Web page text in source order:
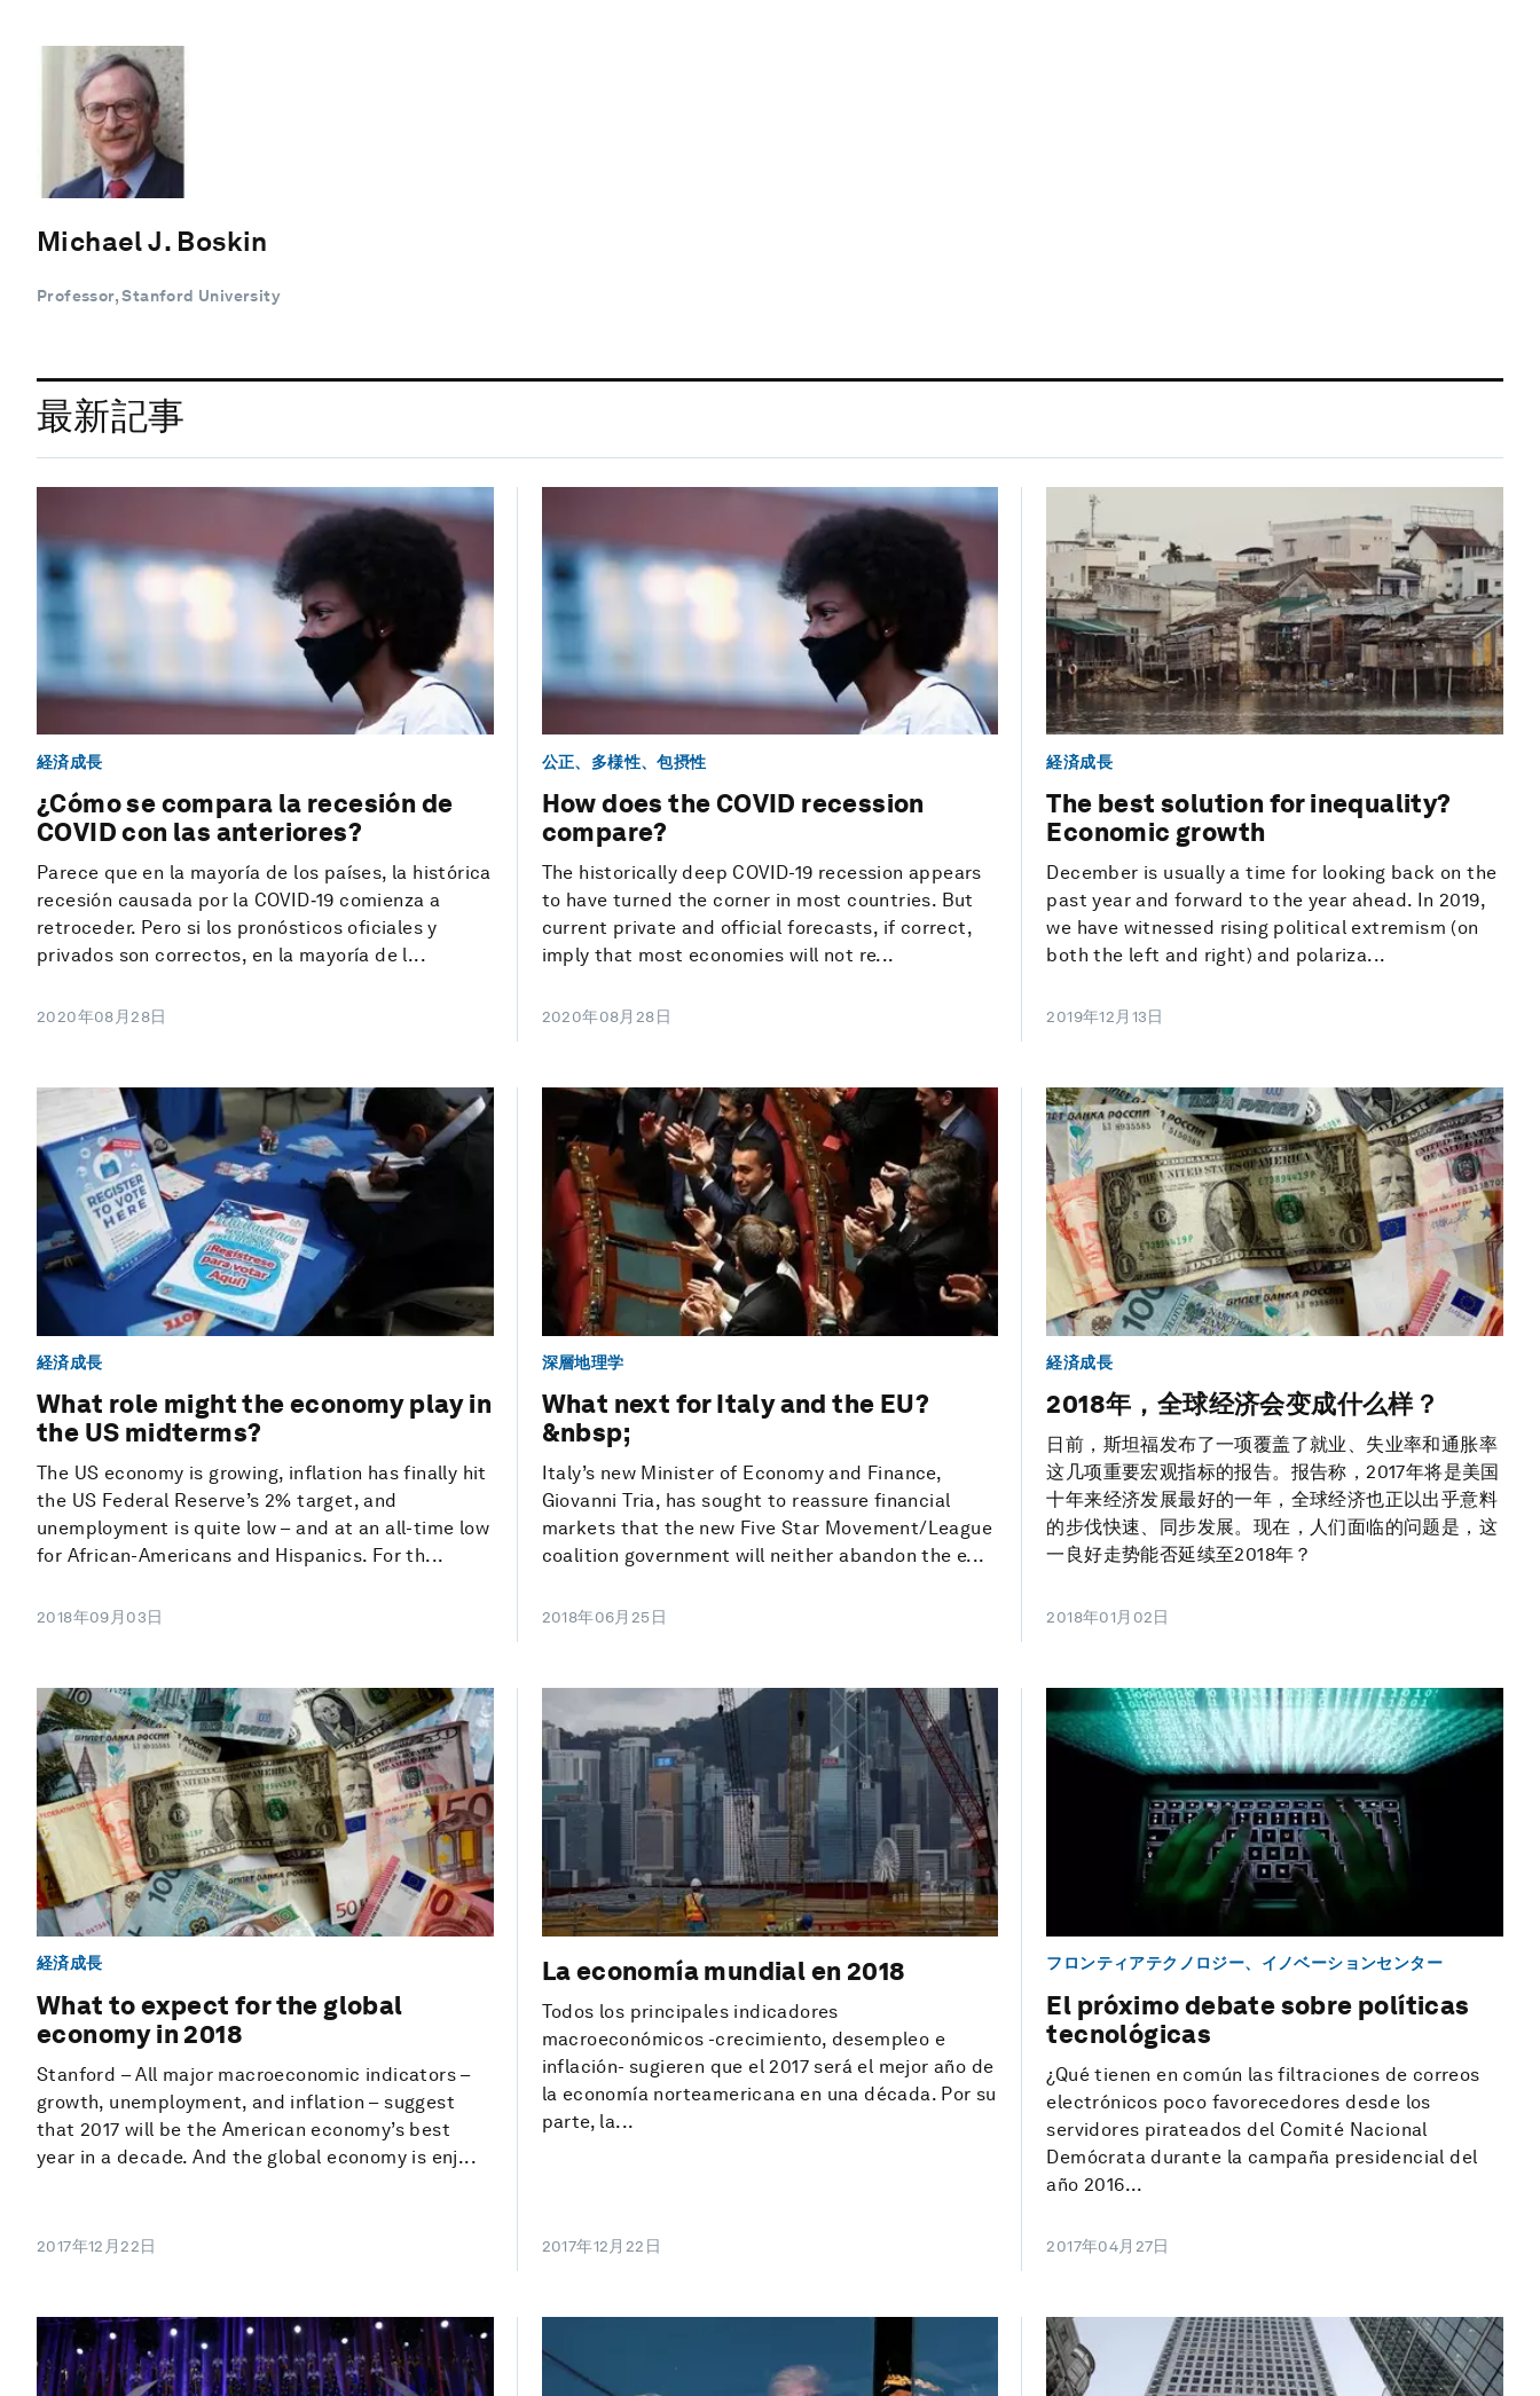
Michael J. Boskin
Professor, Stanford University
最新記事
経済成長
¿Cómo se compara la recesión de
COVID con las anteriores?
Parece que en la mayoría de los países, la histórica
recesión causada por la COVID‑19 comienza a
retroceder. Pero si los pronósticos oficiales y
privados son correctos, en la mayoría de l...
2020年08月28日
公正、多様性、包摂性
How does the COVID recession
compare?
The historically deep COVID-19 recession appears
to have turned the corner in most countries. But
current private and official forecasts, if correct,
imply that most economies will not re...
2020年08月28日
経済成長
The best solution for inequality?
Economic growth
December is usually a time for looking back on the
past year and forward to the year ahead. In 2019,
we have witnessed rising political extremism (on
both the left and right) and polariza...
2019年12月13日
経済成長
What role might the economy play in
the US midterms?
The US economy is growing, inflation has finally hit
the US Federal Reserve’s 2% target, and
unemployment is quite low – and at an all-time low
for African-Americans and Hispanics. For th...
2018年09月03日
深層地理学
What next for Italy and the EU?
&nbsp;
Italy’s new Minister of Economy and Finance,
Giovanni Tria, has sought to reassure financial
markets that the new Five Star Movement/League
coalition government will neither abandon the e...
2018年06月25日
経済成長
2018年，全球经济会变成什么样？
日前，斯坦福发布了一项覆盖了就业、失业率和通胀率
这几项重要宏观指标的报告。报告称，2017年将是美国
十年来经济发展最好的一年，全球经济也正以出乎意料
的步伐快速、同步发展。现在，人们面临的问题是，这
一良好走势能否延续至2018年？
2018年01月02日
経済成長
What to expect for the global
economy in 2018
Stanford – All major macroeconomic indicators –
growth, unemployment, and inflation – suggest
that 2017 will be the American economy’s best
year in a decade. And the global economy is enj...
2017年12月22日
La economía mundial en 2018
Todos los principales indicadores
macroeconómicos -crecimiento, desempleo e
inflación- sugieren que el 2017 será el mejor año de
la economía norteamericana en una década. Por su
parte, la...
2017年12月22日
フロンティアテクノロジー、イノベーションセンター
El próximo debate sobre políticas
tecnológicas
¿Qué tienen en común las filtraciones de correos
electrónicos poco favorecedores desde los
servidores pirateados del Comité Nacional
Demócrata durante la campaña presidencial del
año 2016...
2017年04月27日